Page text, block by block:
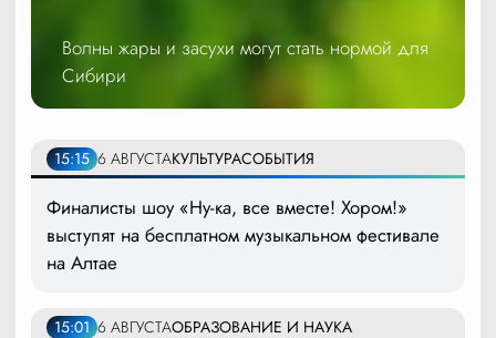
Волны жары и засухи могут стать нормой для
Сибири
15:15 6 АВГУСТАКУЛЬТУРАСОБЫТИЯ
Финалисты шоу «Ну-ка, все вместе! Хором!»
выступят на бесплатном музыкальном фестивале
на Алтае
15:01 6 АВГУСТАОБРАЗОВАНИЕ И НАУКА